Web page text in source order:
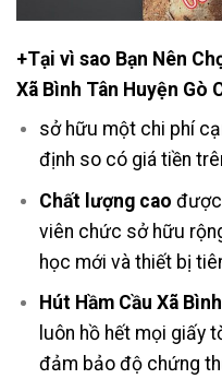
+Tại vì sao Bạn Nên
Xã Bình Tân Huyện Gò
sở hữu một chi phí
định so có giá tiền
Chất lượng cao
viên chức sở hữu
học mới và thiết bị
Hút Hầm Cầu Xã
luôn hồ hết mọi giấy
đảm bảo độ chứng